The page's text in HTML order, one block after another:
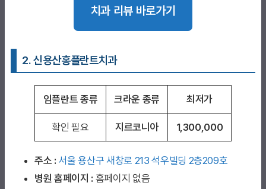
치과 리뷰 바로가기
2. 신용산홍플란트치과
임플란트 종류 크라운 종류 최저가
확인 필요 지르코니아 1,300,000
주소 : 서울 용산구 새창로 213 석우빌딩 2층209호
병원 홈페이지 : 홈페이지 없음